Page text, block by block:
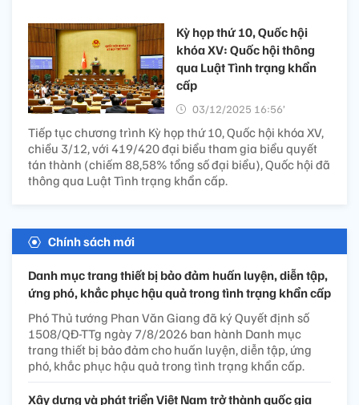
Kỳ họp thứ 10, Quốc hội
khóa XV: Quốc hội thông
qua Luật Tình trạng khẩn
cấp
03/12/2025 16:56’
Tiếp tục chương trình Kỳ họp thứ 10, Quốc hội khóa XV,
chiều 3/12, với 419/420 đại biểu tham gia biểu quyết
tán thành (chiếm 88,58% tổng số đại biểu), Quốc hội đã
thông qua Luật Tình trạng khẩn cấp.
Chính sách mới
Danh mục trang thiết bị bảo đảm huấn luyện, diễn tập,
ứng phó, khắc phục hậu quả trong tình trạng khẩn cấp
Phó Thủ tướng Phan Văn Giang đã ký Quyết định số
1508/QĐ-TTg ngày 7/8/2026 ban hành Danh mục
trang thiết bị bảo đảm cho huấn luyện, diễn tập, ứng
phó, khắc phục hậu quả trong tình trạng khẩn cấp.
Xây dựng và phát triển Việt Nam trở thành quốc gia